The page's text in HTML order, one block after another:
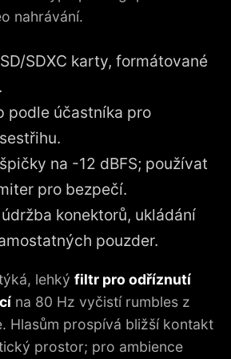
nahrávání.
SDXC karty, formátované
podle účastníka pro
na -12 dBFS; používat
pro bezpečí.
konektorů, ukládání
pouzder.
lehký filtr pro odříznutí
na 80 Hz vyčistí rumbles z
Hlasům prospívá bližší kontakt
prostor; pro ambience